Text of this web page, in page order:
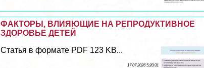
ФАКТОРЫ, ВЛИЯЮЩИЕ НА РЕПРОДУКТИВНОЕ
ЗДОРОВЬЕ ДЕТЕЙ
Статья в формате PDF 123 KB...
17 07 2026 5:20:31